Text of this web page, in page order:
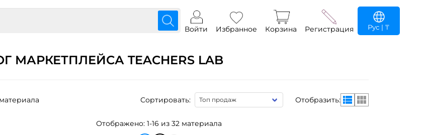
Войти Избранное Корзина Регистрация Рус | ₸
МАРКЕТПЛЕЙСА TEACHERS LAB
Сортировать: Отобразить:
Отображено: 1-16 из 32 материала